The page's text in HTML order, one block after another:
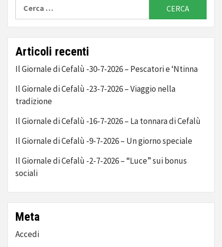
Articoli recenti
Il Giornale di Cefalù -30-7-2026 – Pescatori e ‘Ntinna
Il Giornale di Cefalù -23-7-2026 – Viaggio nella
tradizione
Il Giornale di Cefalù -16-7-2026 – La tonnara di Cefalù
Il Giornale di Cefalù -9-7-2026 – Un giorno speciale
Il Giornale di Cefalù -2-7-2026 – “Luce” sui bonus
sociali
Meta
Accedi